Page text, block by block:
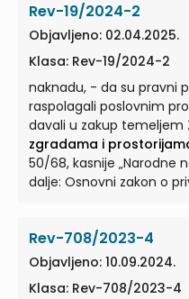
dokazao da bi bio
na odredbe Zakona o
... -pročišćeni tekst, 10/65., 57/65. - dalje:
ZSO/59) Zakona o
prostorijama(„Službeni
12/62., „Službeni ... cjelinu i imaju poseban glavni ulaz
(stavak 1.), a u pogledu
stambenoj zgradi
poslovnim zgradama i
Rev-19/2024-2
Objavljeno: 02.04.2025.
Klasa: Rev-19/2024-2
naknadu, - da su pravni
raspolagali poslovnim
davali u zakup temeljem
zgradama i
50/68, kasnije „Narodne
dalje: Osnovni zakon o
poslovnom prostorijom,
poslovnoj ili stambenoj
Rev-708/2023-4
Objavljeno: 10.09.2024.
Klasa: Rev-708/2023-4